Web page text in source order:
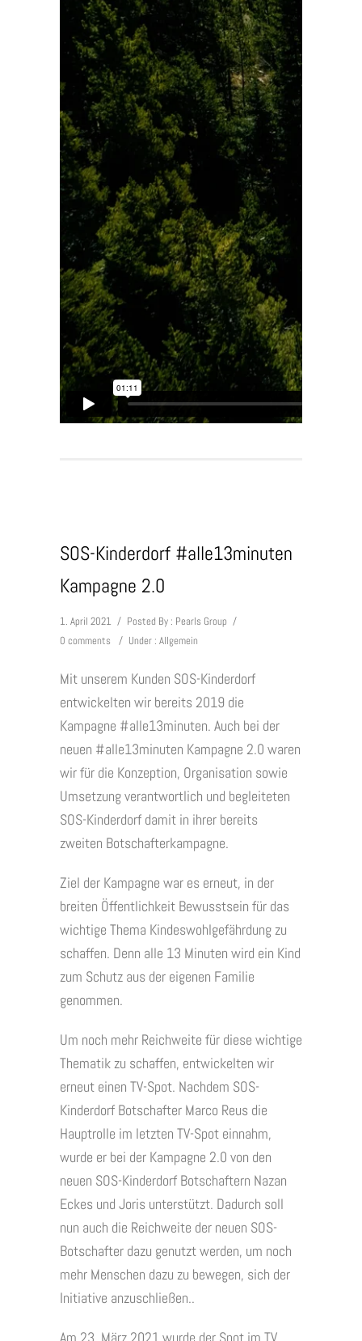
SOS-Kinderdorf #alle13minuten
Kampagne 2.0
1. April 2021 / Posted By : Pearls Group /
0 comments / Under : Allgemein
Mit unserem Kunden SOS-Kinderdorf
entwickelten wir bereits 2019 die
Kampagne #alle13minuten. Auch bei der
neuen #alle13minuten Kampagne 2.0 waren
wir für die Konzeption, Organisation sowie
Umsetzung verantwortlich und begleiteten
SOS-Kinderdorf damit in ihrer bereits
zweiten Botschafterkampagne.
Ziel der Kampagne war es erneut, in der
breiten Öffentlichkeit Bewusstsein für das
wichtige Thema Kindeswohlgefährdung zu
schaffen. Denn alle 13 Minuten wird ein Kind
zum Schutz aus der eigenen Familie
genommen.
Um noch mehr Reichweite für diese wichtige
Thematik zu schaffen, entwickelten wir
erneut einen TV-Spot. Nachdem SOS-
Kinderdorf Botschafter Marco Reus die
Hauptrolle im letzten TV-Spot einnahm,
wurde er bei der Kampagne 2.0 von den
neuen SOS-Kinderdorf Botschaftern Nazan
Eckes und Joris unterstützt. Dadurch soll
nun auch die Reichweite der neuen SOS-
Botschafter dazu genutzt werden, um noch
mehr Menschen dazu zu bewegen, sich der
Initiative anzuschließen..